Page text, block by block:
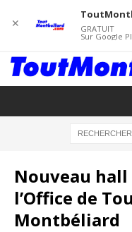
Nouveau hall
l’Office de
Montbéliard
✕ GRATUIT
Sur Google